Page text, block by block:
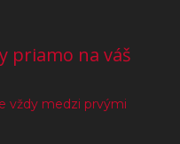
priamo na váš
vždy medzi prvými